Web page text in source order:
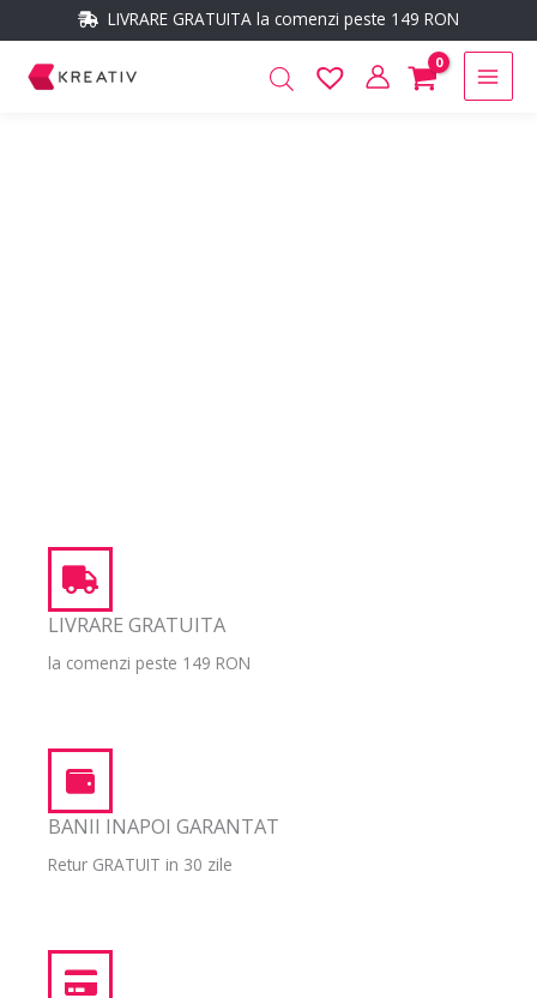
to
content
LIVRARE GRATUITA la comenzi peste 149 RON
Main
Menu
LIVRARE GRATUITA
la comenzi peste 149 RON
BANII INAPOI GARANTAT
Retur GRATUIT in 30 zile